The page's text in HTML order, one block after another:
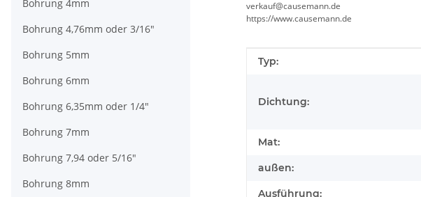
verkauf@causemann.de
https://www.causemann.de
Produkteigenschaft
Wert
Typ:
Dichtung:
Mat:
außen:
Ausführung:
Bohrung 4mm
Bohrung 4,76mm oder 3/16"
Bohrung 5mm
Bohrung 6mm
Bohrung 6,35mm oder 1/4"
Bohrung 7mm
Bohrung 7,94 oder 5/16"
Bohrung 8mm